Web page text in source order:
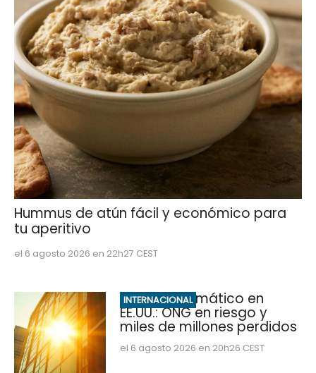
Hummus de atún fácil y económico para
tu aperitivo
el 6 agosto 2026 en 22h27 CEST
INTERNACIONAL
Impacto climático en
EE.UU.: ONG en riesgo y
miles de millones perdidos
el 6 agosto 2026 en 20h26 CEST